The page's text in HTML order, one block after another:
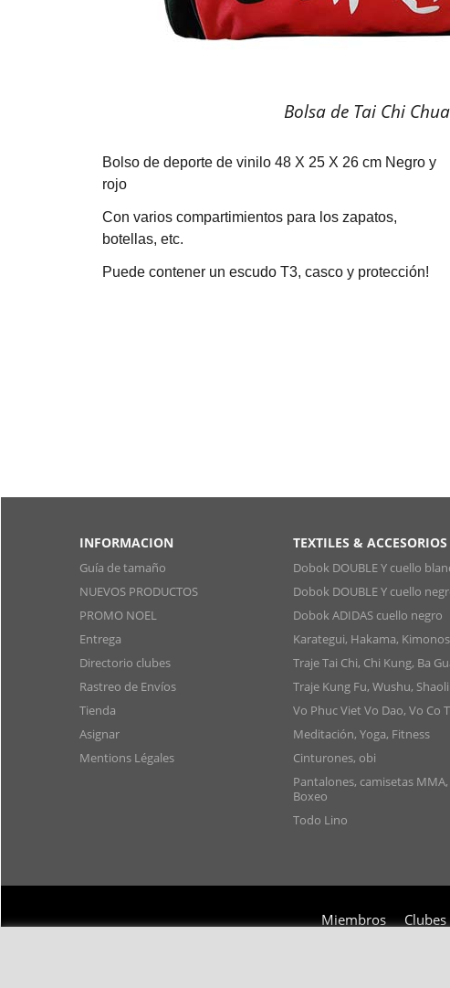
Bolsa de Tai Chi
Bolso de deporte de vinilo 48 X 25 X 26 cm Negro y
rojo
Con varios compartimientos para los zapatos,
botellas, etc.
Puede contener un escudo T3, casco y protección!
INFORMACION
Guía de tamaño
NUEVOS PRODUCTOS
PROMO NOEL
Entrega
Directorio clubes
Rastreo de Envíos
Tienda
Asignar
Mentions Légales
TEXTILES & ACCESORIOS
Dobok DOUBLE Y cuello
Dobok DOUBLE Y cuello
Dobok ADIDAS cuello negro
Karategui, Hakama, Kimonos
Traje Tai Chi, Chi Kung, Ba
Traje Kung Fu, Wushu,
Vo Phuc Viet Vo Dao, Vo Co
Meditación, Yoga, Fitness
Cinturones, obi
Pantalones, camisetas MMA,
Boxeo
Todo Lino
Miembros Clubes